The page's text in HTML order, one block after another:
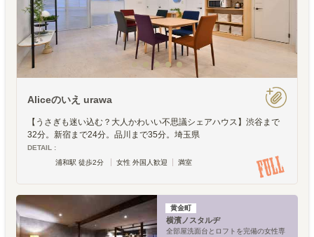
Aliceのいえ urawa
【うさぎも迷い込む？大人かわいい不思議シェアハウス】渋谷まで
32分。新宿まで24分。品川まで35分。埼玉県
DETAIL :
浦和駅 徒歩2分
女性 外国人歓迎 満室
黄金町
横濱ノスタルヂ
全部屋洗面台とロフトを完備の女性専